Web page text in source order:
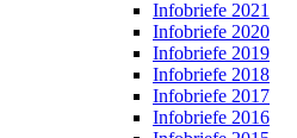
Infobriefe 2021
Infobriefe 2020
Infobriefe 2019
Infobriefe 2018
Infobriefe 2017
Infobriefe 2016